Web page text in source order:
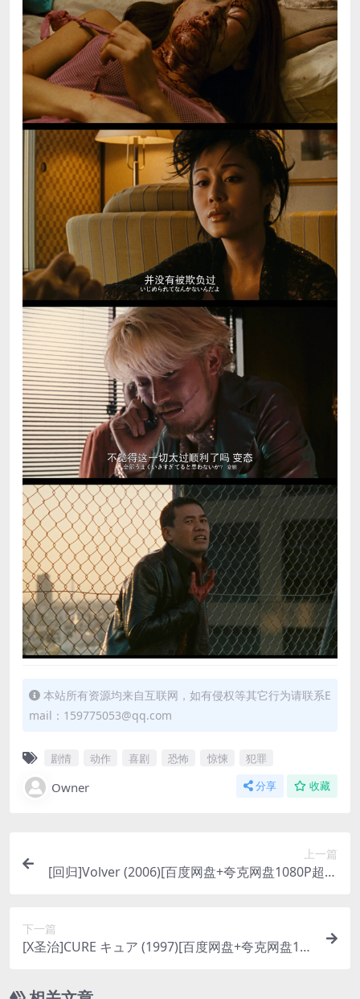
本站所有资源均来自互联网，如有侵权等其它行为请联系E
mail：159775053@qq.com
剧情 动作 喜剧 恐怖 惊悚 犯罪
Owner 分享 收藏
上一篇
[回归]Volver (2006)[百度网盘+夸克网盘1080P超清
下一篇
[X圣治]CURE キュア (1997)[百度网盘+夸克网盘10
GB][中文字幕]